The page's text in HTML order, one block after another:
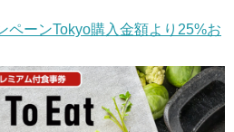
ペーンTokyo購入金額より25%お